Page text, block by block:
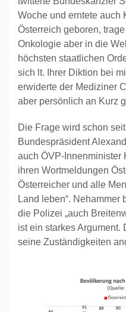
Woche und erntete auch
Österreich geboren,
Onkologie aber in die
höchsten staatlichen
sich lt. Ihrer Diktion bei
erwiderte der Mediziner
aber persönlich an Kurz
Die Frage wird schon
Bundespräsident
auch ÖVP-Innenminister
ihren Wortmeldungen
Österreicher und alle
Land leben“. Nehammer
die Polizei „auch
ist ein starkes Argument.
seine Zuständigkeiten